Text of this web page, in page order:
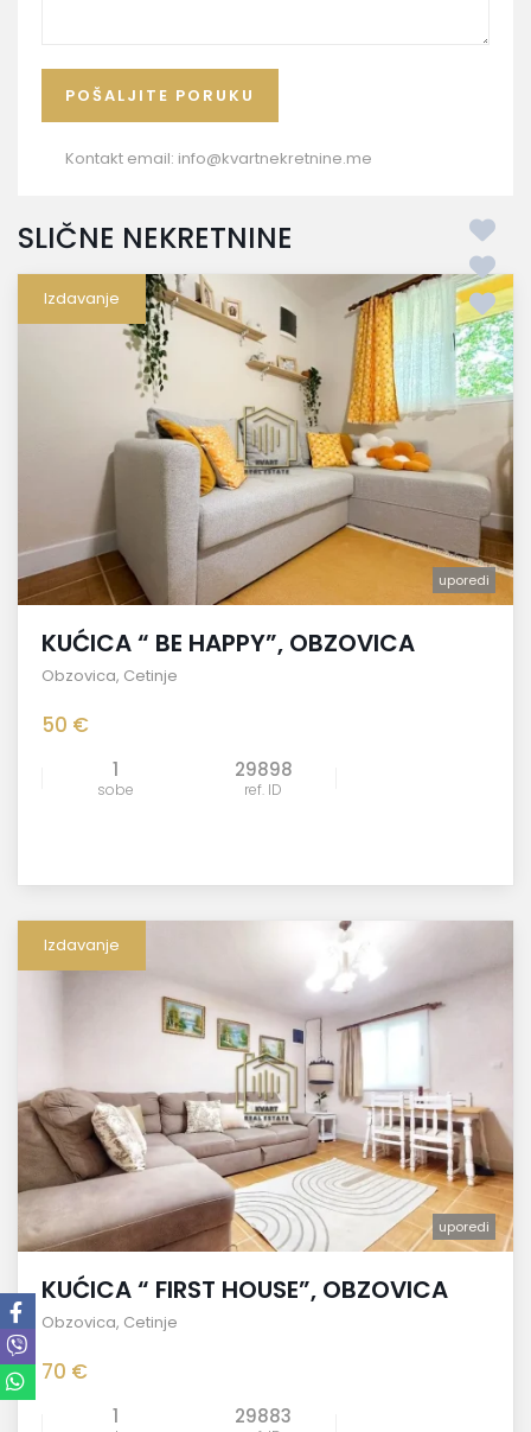
Kontakt email: info@kvartnekretnine.me
SLIČNE NEKRETNINE
Izdavanje
uporedi
KUĆICA “ BE HAPPY”, OBZOVICA
Obzovica, Cetinje
50 €
1
sobe
29898
ref. ID
Izdavanje
uporedi
KUĆICA “ FIRST HOUSE”, OBZOVICA
Obzovica, Cetinje
70 €
1 29883